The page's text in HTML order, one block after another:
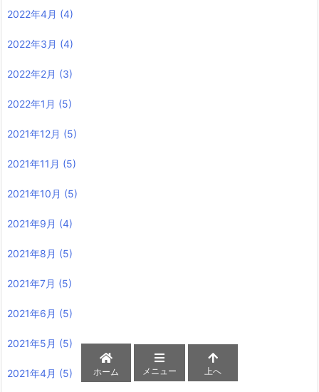
2022年4月 (4)
2022年3月 (4)
2022年2月 (3)
2022年1月 (5)
2021年12月 (5)
2021年11月 (5)
2021年10月 (5)
2021年9月 (4)
2021年8月 (5)
2021年7月 (5)
2021年6月 (5)
2021年5月 (5)
2021年4月 (5) ホーム メニュー 上へ